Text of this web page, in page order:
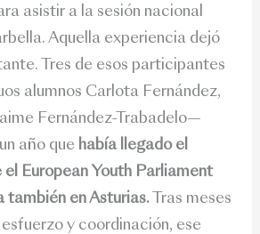
asistir a la sesión nacional
Aquella experiencia dejó
Tres de esos participantes
alumnos Carlota Fernández,
Fernández-Trabadelo—
año que había llegado el
el European Youth Parliament
también en Asturias. Tras meses
y coordinación, ese